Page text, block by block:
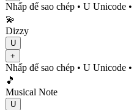
Nhấp để sao chép • U Unicode •
💫
Dizzy
U
+
Nhấp để sao chép • U Unicode •
🎵
Musical Note
U